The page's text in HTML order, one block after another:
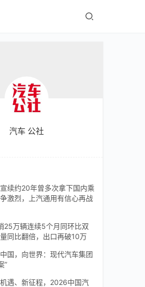
汽车 公社
宣续约20年曾多次拿下国内乘
激烈，上汽通用有信心再战
25万辆连续5个月同环比双
同比翻倍，出口再破10万
国，向世界：现代汽车集团
”
遇、新征程，2026中国汽